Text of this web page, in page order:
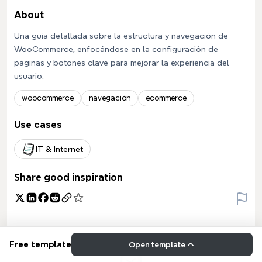
About
Una guía detallada sobre la estructura y navegación de
WooCommerce, enfocándose en la configuración de
páginas y botones clave para mejorar la experiencia del
usuario.
woocommerce navegación ecommerce
Use cases
IT & Internet
Share good inspiration
Free template Open template